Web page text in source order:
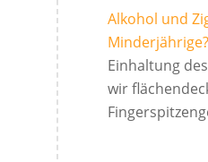
Alkohol und
Minderjährige?
Einhaltung
wir